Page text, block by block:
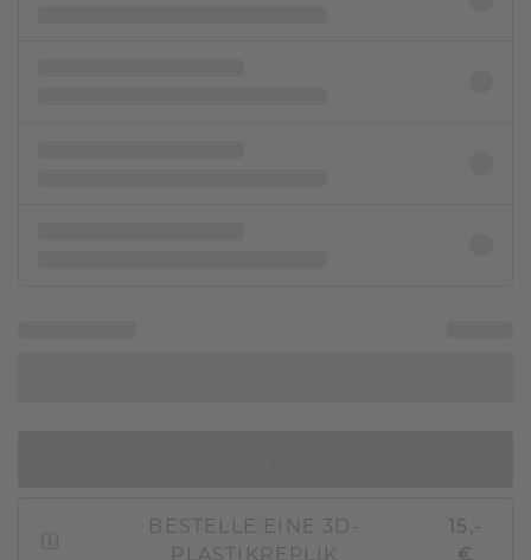
BESTELLE EINE 3D-
PLASTIKREPLIK
15,-
€